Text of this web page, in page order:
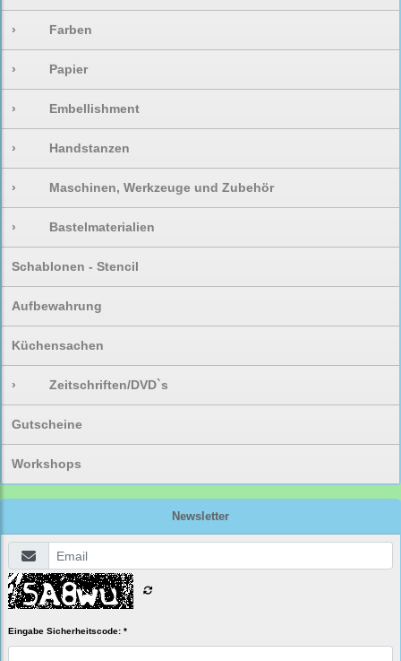
› Farben
› Papier
› Embellishment
› Handstanzen
› Maschinen, Werkzeuge und Zubehör
› Bastelmaterialien
Schablonen - Stencil
Aufbewahrung
Küchensachen
› Zeitschriften/DVD`s
Gutscheine
Workshops
Newsletter
Eingabe Sicherheitscode: *